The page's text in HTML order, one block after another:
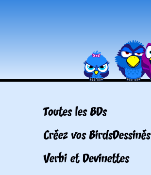
Toutes les BDs
Créez vos BirdsDessinés
Verbi et Devinettes